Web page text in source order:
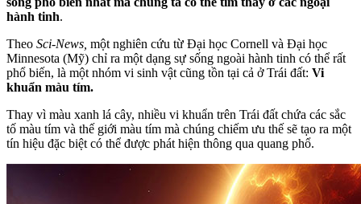
hành tinh.
Theo Sci-News, một nghiên cứu từ Đại học Cornell và Đại học
Minnesota (Mỹ) chỉ ra một dạng sự sống ngoài hành tinh có thể rất
phổ biến, là một nhóm vi sinh vật cũng tồn tại cả ở Trái đất: Vi
khuẩn màu tím.
Thay vì màu xanh lá cây, nhiều vi khuẩn trên Trái đất chứa các sắc
tố màu tím và thế giới màu tím mà chúng chiếm ưu thế sẽ tạo ra một
tín hiệu đặc biệt có thể được phát hiện thông qua quang phổ.